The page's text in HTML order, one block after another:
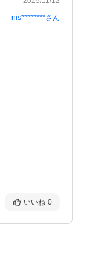
nis********さん
いいね 0